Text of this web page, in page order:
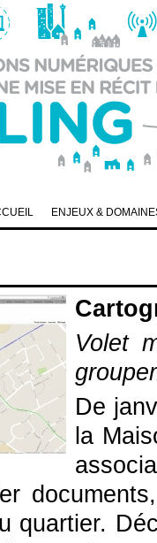
Volet
De
la
quartier.
ENJEUX &